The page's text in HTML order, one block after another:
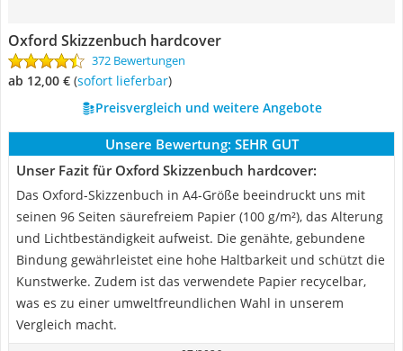
Oxford Skizzenbuch hardcover
372 Bewertungen
ab 12,00 € ( Sofort lieferbar)
Preisvergleich und weitere Angebote
Unsere Bewertung: SEHR GUT
Unser Fazit für Oxford Skizzenbuch hardcover:
Das Oxford-Skizzenbuch in A4-Größe beeindruckt uns mit
seinen 96 Seiten säurefreiem Papier (100 g/m²), das Alterung
und Lichtbeständigkeit aufweist. Die genähte, gebundene
Bindung gewährleistet eine hohe Haltbarkeit und schützt die
Kunstwerke. Zudem ist das verwendete Papier recycelbar,
was es zu einer umweltfreundlichen Wahl in unserem
Vergleich macht.